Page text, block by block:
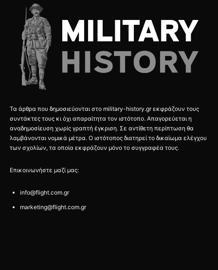
Τα άρθρα που δημοσιεύονται στο military-history.gr εκφράζουν τους
συντάκτες τους κι όχι απαραίτητα τον ιστότοπο. Απαγορεύεται η
αναδημοσίευση χωρίς γραπτή έγκριση. Σε αντίθετη περίπτωση θα
λαμβάνονται νομικά μέτρα. Ο ιστότοπος διατηρεί το δικαίωμα ελέγχου
των σχολίων, τα οποία εκφράζουν μόνο το συγγραφέα τους.
Επικοινωνήστε μαζί μας:
info@flight.com.gr
marketing@flight.com.gr